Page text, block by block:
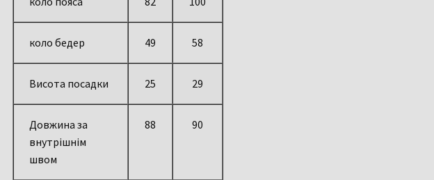
коло бедер 49 58
Висота посадки 25 29
Довжина за
внутрішнім
швом
88 90